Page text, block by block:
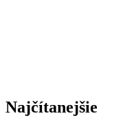
Najčítanejšie